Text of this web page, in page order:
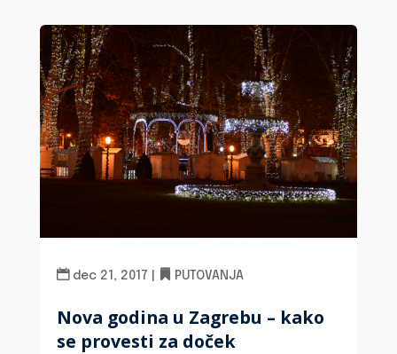
Nova godina u Zagrebu – kako
se provesti za doček
dec 21, 2017 PUTOVANJA